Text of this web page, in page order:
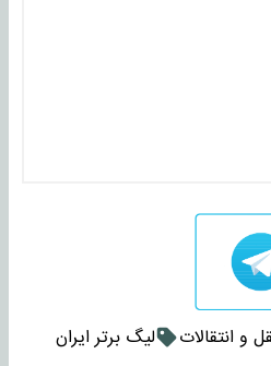
و انتقالات
لیگ برتر ایران